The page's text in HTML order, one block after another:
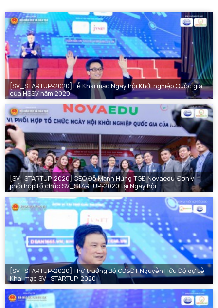
[SV_STARTUP-2020] Lễ Khai mạc Ngày hội Khởi nghiệp Quốc gia
của HSSV năm 2020
[SV_STARTUP-2020] CEO Đỗ Mạnh Hùng-TGĐ Novaedu-Đơn vị
phối hợp tổ chức SV_STARTUP-2020 tại Ngày hội
[SV_STARTUP-2020] Thứ trưởng Bộ GD&ĐT Nguyễn Hữu Độ dự Lễ
Khai mạc SV_STARTUP-2020